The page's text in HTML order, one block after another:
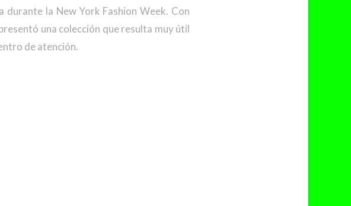
la New York Fashion Week. Con
una colección que resulta muy útil
de atención.